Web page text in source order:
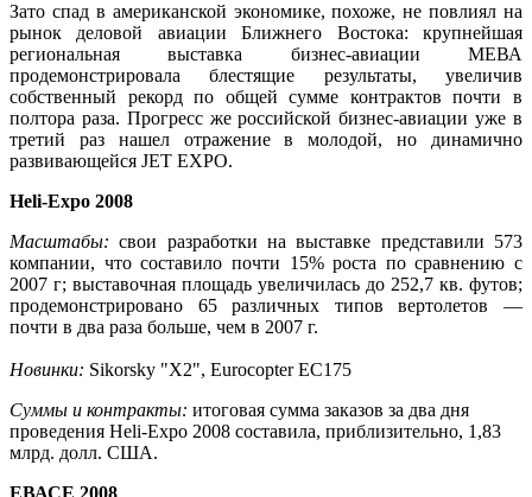
Зато спад в американской экономике, похоже, не повлиял на
рынок деловой авиации Ближнего Востока: крупнейшая
региональная выставка бизнес-авиации МЕВА
продемонстрировала блестящие результаты, увеличив
собственный рекорд по общей сумме контрактов почти в
полтора раза. Прогресс же российской бизнес-авиации уже в
третий раз нашел отражение в молодой, но динамично
развивающейся JET EXPO.
Heli-Expo 2008
Масштабы: свои разработки на выставке представили 573
компании, что составило почти 15% роста по сравнению с
2007 г; выставочная площадь увеличилась до 252,7 кв. футов;
продемонстрировано 65 различных типов вертолетов —
почти в два раза больше, чем в 2007 г.
Новинки: Sikorsky "Х2", Eurocopter ЕС175
Суммы и контракты: итоговая сумма заказов за два дня
проведения Heli-Expo 2008 составила, приблизительно, 1,83
млрд. долл. США.
ЕВАСЕ 2008